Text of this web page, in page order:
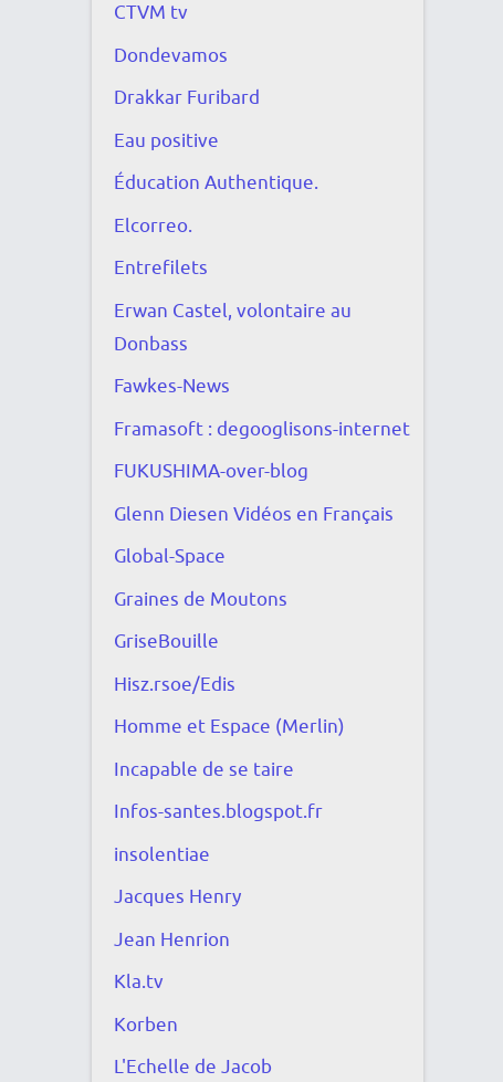
CTVM tv
Dondevamos
Drakkar Furibard
Eau positive
Éducation Authentique.
Elcorreo.
Entrefilets
Erwan Castel, volontaire au
Donbass
Fawkes-News
Framasoft : degooglisons-internet
FUKUSHIMA-over-blog
Glenn Diesen Vidéos en Français
Global-Space
Graines de Moutons
GriseBouille
Hisz.rsoe/Edis
Homme et Espace (Merlin)
Incapable de se taire
Infos-santes.blogspot.fr
insolentiae
Jacques Henry
Jean Henrion
Kla.tv
Korben
L'Echelle de Jacob